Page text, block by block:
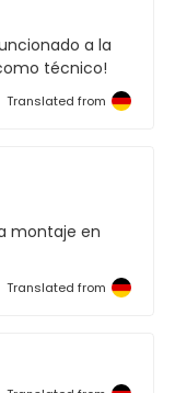
a la
técnico!
Translated from
montaje en
Translated from